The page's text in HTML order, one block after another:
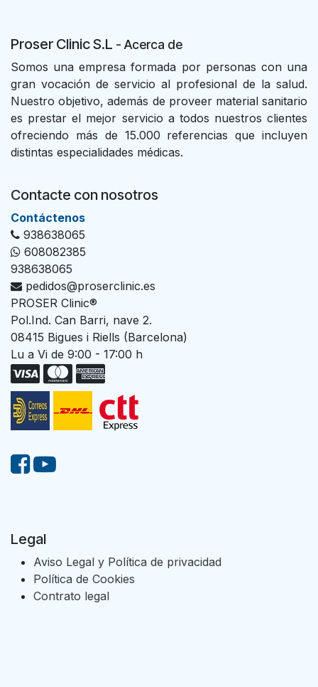
Proser Clinic S.L - Acerca de
Somos una empresa formada por personas con una
gran vocación de servicio al profesional de la salud.
Nuestro objetivo, además de proveer material sanitario
es prestar el mejor servicio a todos nuestros clientes
ofreciendo más de 15.000 referencias que incluyen
distintas especialidades médicas.
Contacte con nosotros
Con​tác​tenos
938638065
608082385
938638065
pedidos@proserclinic.es
PROSER Clinic®
Pol.Ind. Can Barri, nave 2.
08415 Bigues i Riells (Barcelona)
Lu a Vi de 9:00 - 17:00 h
Legal
Aviso Legal y Política de privacidad
Política de Cookies
Contrato legal